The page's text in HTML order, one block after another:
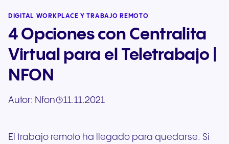
DIGITAL WORKPLACE Y TRABAJO REMOTO
4 Opciones con Centralita
Virtual para el Teletrabajo |
NFON
Autor: Nfon 11.11.2021
El trabajo remoto ha llegado para quedarse. Si